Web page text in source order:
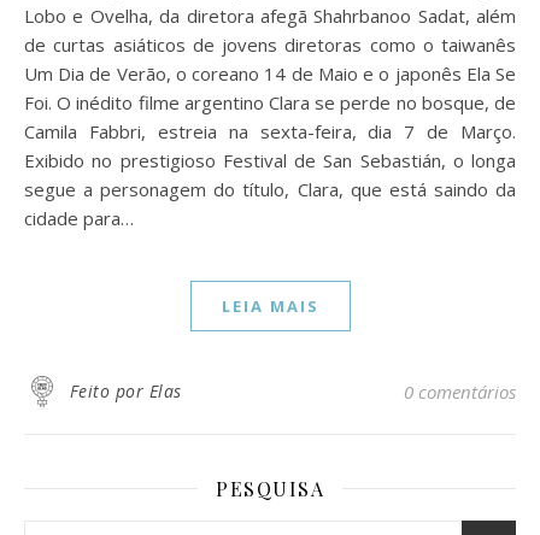
Lobo e Ovelha, da diretora afegã Shahrbanoo Sadat, além
de curtas asiáticos de jovens diretoras como o taiwanês
Um Dia de Verão, o coreano 14 de Maio e o japonês Ela Se
Foi. O inédito filme argentino Clara se perde no bosque, de
Camila Fabbri, estreia na sexta-feira, dia 7 de Março.
Exibido no prestigioso Festival de San Sebastián, o longa
segue a personagem do título, Clara, que está saindo da
cidade para…
LEIA MAIS
Feito por Elas 0 comentários
PESQUISA